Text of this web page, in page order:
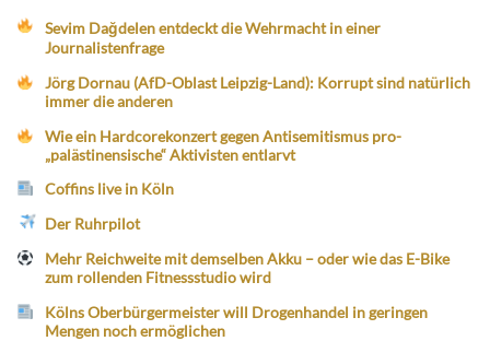
Sevim Dağdelen entdeckt die Wehrmacht in einer
Journalistenfrage
Jörg Dornau (AfD-Oblast Leipzig-Land): Korrupt sind natürlich
immer die anderen
Wie ein Hardcorekonzert gegen Antisemitismus pro-
„palästinensische“ Aktivisten entlarvt
Coffins live in Köln
Der Ruhrpilot
Mehr Reichweite mit demselben Akku – oder wie das E-Bike
zum rollenden Fitnessstudio wird
Kölns Oberbürgermeister will Drogenhandel in geringen
Mengen noch ermöglichen